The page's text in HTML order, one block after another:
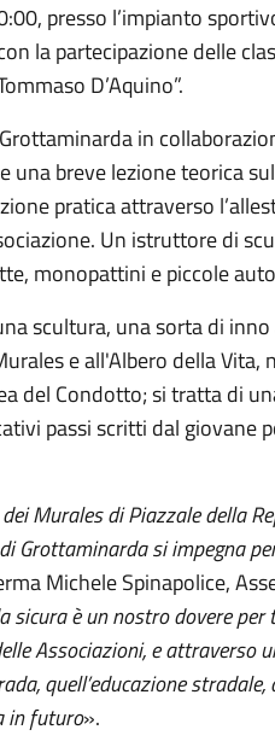
presso l’impianto
la partecipazione delle
D’Aquino”.
in
una breve lezione teorica
pratica attraverso
Un istruttore di
monopattini e piccole
scultura, una sorta di
e all'Albero della Vita,
del Condotto; si tratta di
passi scritti dal giovane
Murales di Piazzale della
Grottaminarda si impegna
Michele Spinapolice,
è un nostro dovere per
Associazioni, e attraverso
quell’educazione
in futuro».